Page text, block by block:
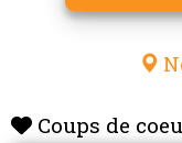
Coups de